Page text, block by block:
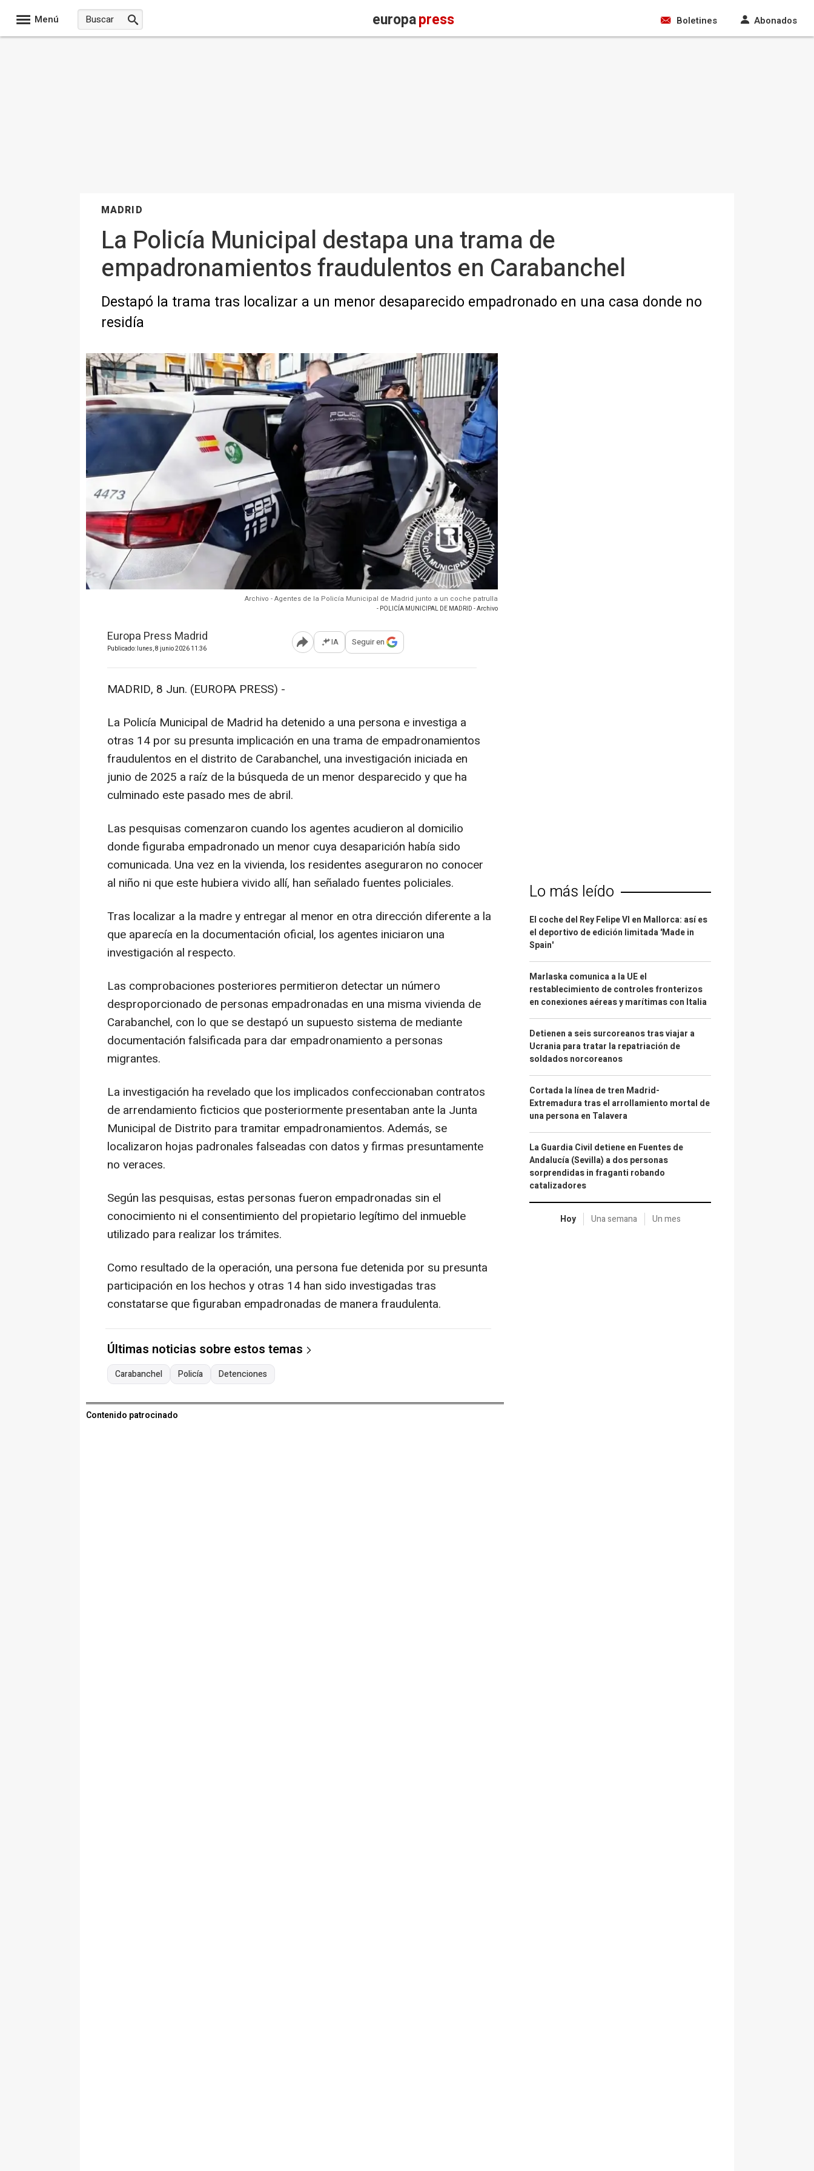
Menú europapress Boletines Abonados
MADRID
La Policía Municipal destapa una trama de
empadronamientos fraudulentos en Carabanchel
Destapó la trama tras localizar a un menor desaparecido empadronado en una casa donde no
residía
Archivo - Agentes de la Policía Municipal de Madrid junto a un coche patrulla
- POLICÍA MUNICIPAL DE MADRID - Archivo
Europa Press Madrid
Publicado: lunes, 8 junio 2026 11:36 Abrir opciones para compartir
IA Seguir en
MADRID, 8 Jun. (EUROPA PRESS) -
La Policía Municipal de Madrid ha detenido a una persona e investiga a
otras 14 por su presunta implicación en una trama de empadronamientos
fraudulentos en el distrito de Carabanchel, una investigación iniciada en
junio de 2025 a raíz de la búsqueda de un menor desparecido y que ha
culminado este pasado mes de abril.
Las pesquisas comenzaron cuando los agentes acudieron al domicilio
donde figuraba empadronado un menor cuya desaparición había sido
comunicada. Una vez en la vivienda, los residentes aseguraron no conocer
al niño ni que este hubiera vivido allí, han señalado fuentes policiales.
Tras localizar a la madre y entregar al menor en otra dirección diferente a la
que aparecía en la documentación oficial, los agentes iniciaron una
investigación al respecto.
Las comprobaciones posteriores permitieron detectar un número
desproporcionado de personas empadronadas en una misma vivienda de
Carabanchel, con lo que se destapó un supuesto sistema de mediante
documentación falsificada para dar empadronamiento a personas
migrantes.
La investigación ha revelado que los implicados confeccionaban contratos
de arrendamiento ficticios que posteriormente presentaban ante la Junta
Municipal de Distrito para tramitar empadronamientos. Además, se
localizaron hojas padronales falseadas con datos y firmas presuntamente
no veraces.
Según las pesquisas, estas personas fueron empadronadas sin el
conocimiento ni el consentimiento del propietario legítimo del inmueble
utilizado para realizar los trámites.
Como resultado de la operación, una persona fue detenida por su presunta
participación en los hechos y otras 14 han sido investigadas tras
constatarse que figuraban empadronadas de manera fraudulenta.
Últimas noticias sobre estos temas
Carabanchel Policía Detenciones
Contenido patrocinado
Lo más leído
El coche del Rey Felipe VI en Mallorca: así es
el deportivo de edición limitada 'Made in
Spain'
Marlaska comunica a la UE el
restablecimiento de controles fronterizos
en conexiones aéreas y marítimas con Italia
Detienen a seis surcoreanos tras viajar a
Ucrania para tratar la repatriación de
soldados norcoreanos
Cortada la línea de tren Madrid-
Extremadura tras el arrollamiento mortal de
una persona en Talavera
La Guardia Civil detiene en Fuentes de
Andalucía (Sevilla) a dos personas
sorprendidas in fraganti robando
catalizadores
Hoy Una semana Un mes